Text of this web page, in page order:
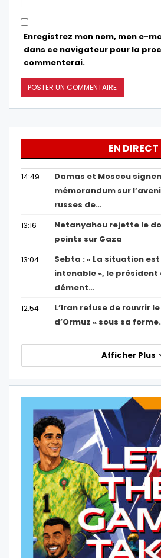
Enregistrez mon nom, mon e-
dans ce navigateur pour la
commenterai.
EN DIRECT
14:49
Damas et Moscou
mémorandum sur
russes de…
13:16
Netanyahou rejette le
points sur Gaza
13:04
Sebta : « La situation
intenable », le président
dément…
12:54
L’Iran refuse de rouvrir
d’Ormuz « sous sa
Afficher Plus